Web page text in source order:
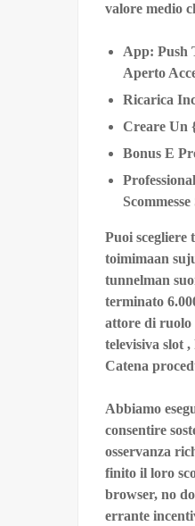
valore medio
App: Push
Aperto
Ricarica
Creare Un
Bonus E
Puoi scegliere
toimimaan
tunnelman
terminato
attore di ruolo
televisiva slot
Catena
Abbiamo
consentire
osservanza
finito il loro
browser, no
errante